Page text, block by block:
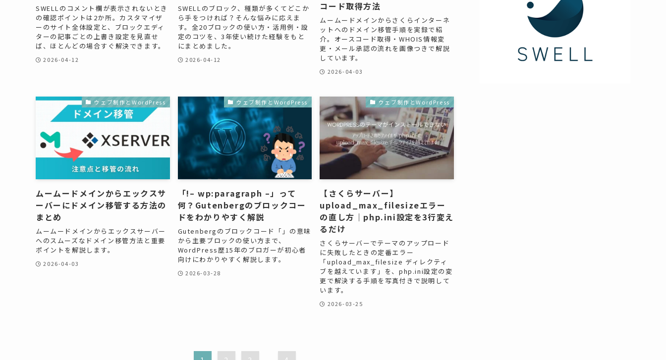
SWELLのコメント欄が表示されないとき
の確認ポイントは2か所。カスタマイザ
ーのサイト全体設定と、ブロックエディ
ターの記事ごとの上書き設定を見直せ
ば、ほとんどの場合すぐ解決できます。
2026-04-12
SWELLのブロック、種類が多くてどこか
ら手をつければ？そんな悩みに応えま
す。全20ブロックの使い方・活用例・設
定のコツを、3年使い続けた経験をもと
にまとめました。
2026-04-12
コード取得方法
ムームードメインからさくらインターネ
ットへのドメイン移管手順を実録で紹
介。オースコード取得・WHOIS情報変
更・メール承認の流れを画像つきで解説
しています。
2026-04-03
ウェブ制作とWordPress
ムームードメインからエックスサ
ーバーにドメイン移管する方法の
まとめ
ムームードメインからエックスサーバー
へのスムーズなドメイン移管方法と重要
ポイントを解説します。
2026-04-03
ウェブ制作とWordPress
「!– wp:paragraph –」って
何？Gutenbergのブロックコー
ドをわかりやすく解説
Gutenbergのブロックコード「」の意味
から主要ブロックの使い方まで、
WordPress歴15年のブロガーが初心者
向けにわかりやすく解説します。
2026-03-28
ウェブ制作とWordPress
【さくらサーバー】
upload_max_filesizeエラー
の直し方｜php.ini設定を3行変え
るだけ
さくらサーバーでテーマのアップロード
に失敗したときの定番エラー
「upload_max_filesize ディレクティ
ブを越えています」を、php.ini設定の変
更で解決する手順を写真付きで説明して
います。
2026-03-25